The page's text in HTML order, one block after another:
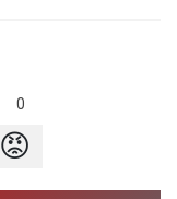
0
😡